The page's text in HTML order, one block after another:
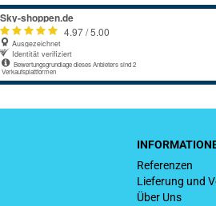
Referenzen
Lieferung und
Über Uns